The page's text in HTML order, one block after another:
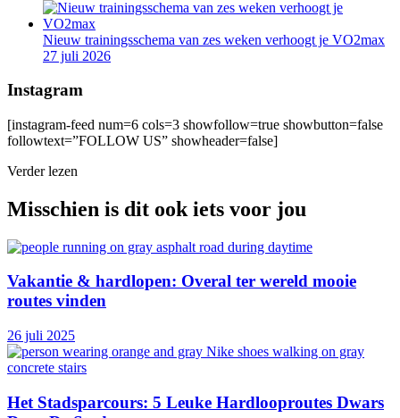
Nieuw trainingsschema van zes weken verhoogt je VO2max
27 juli 2026
Instagram
[instagram-feed num=6 cols=3 showfollow=true showbutton=false
followtext=”FOLLOW US” showheader=false]
Verder lezen
Misschien is dit ook iets voor jou
Vakantie & hardlopen: Overal ter wereld mooie
routes vinden
26 juli 2025
Het Stadsparcours: 5 Leuke Hardlooproutes Dwars